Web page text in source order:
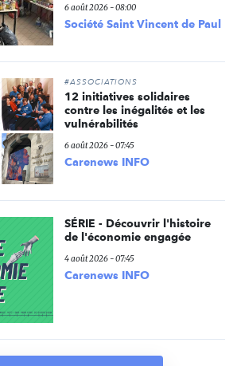
6 août 2026 - 08:00
Société Saint Vincent de Paul
#ASSOCIATIONS
12 initiatives solidaires
contre les inégalités et les
vulnérabilités
6 août 2026 - 07:45
Carenews INFO
SÉRIE - Découvrir l'histoire
de l'économie engagée
4 août 2026 - 07:45
Carenews INFO